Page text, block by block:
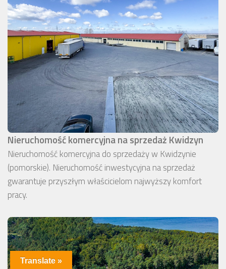
Nieruchomość komercyjna na sprzedaż Kwidzyn
Nieruchomość komercyjna do sprzedaży w Kwidzynie
(pomorskie). Nieruchomość inwestycyjna na sprzedaż
gwarantuje przyszłym właścicielom najwyższy komfort
pracy.
Translate »